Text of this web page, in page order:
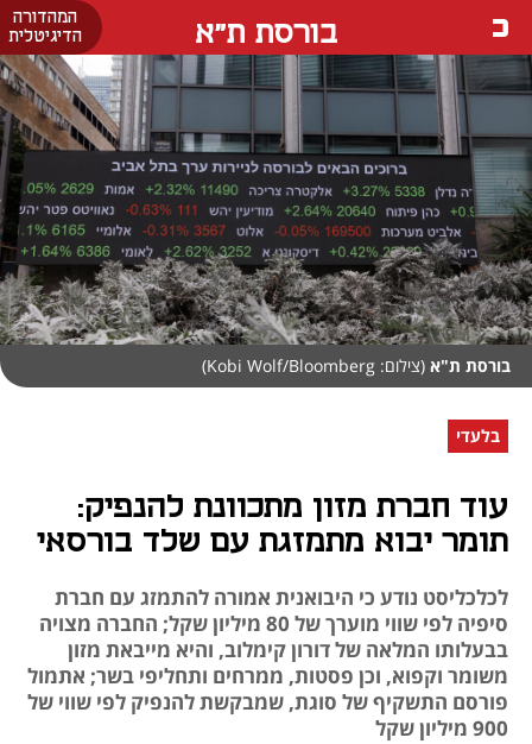
המהדורה
הדיגיטלית
בורסת ת"א
בורסת ת"א (צילום: Kobi Wolf/Bloomberg)
בלעדי
עוד חברת מזון מתכוונת להנפיק:
תומר יבוא מתמזגת עם שלד בורסאי
לכלכליסט נודע כי היבואנית אמורה להתמזג עם חברת
סיפיה לפי שווי מוערך של 80 מיליון שקל; החברה מצויה
בבעלותו המלאה של דורון קימלוב, והיא מייבאת מזון
משומר וקפוא, וכן פסטות, ממרחים ותחליפי בשר; אתמול
פורסם התשקיף של סוגת, שמבקשת להנפיק לפי שווי של
900 מיליון שקל